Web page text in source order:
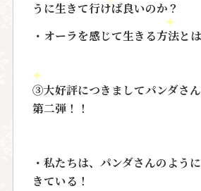
うに生きて行けば良いのか？
・オーラを感じて生きる方法と
③大好評につきましてパンダさ
第二弾！！
・私たちは、パンダさんのよう
きている！